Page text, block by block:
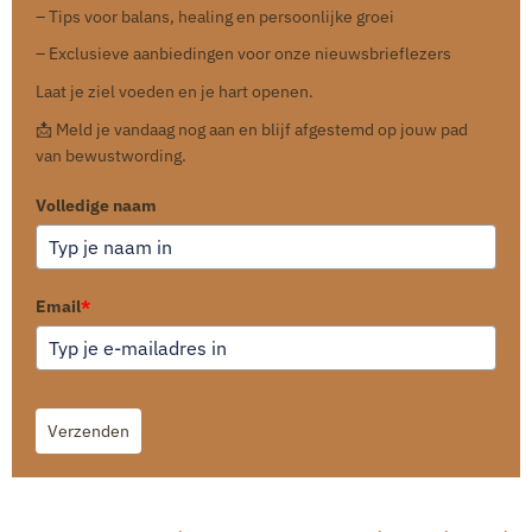
– Tips voor balans, healing en persoonlijke groei
– Exclusieve aanbiedingen voor onze nieuwsbrieflezers
Laat je ziel voeden en je hart openen.
📩 Meld je vandaag nog aan en blijf afgestemd op jouw pad
van bewustwording.
Volledige naam
Email*
Verzenden